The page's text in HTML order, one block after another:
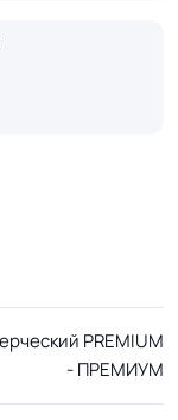
PREMIUM
- ПРЕМИУМ